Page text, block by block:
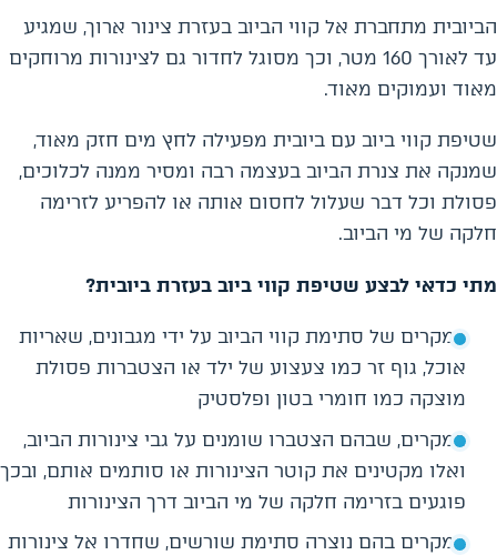
הביובית מתחברת אל קווי הביוב בעזרת צינור ארוך, שמגיע
עד לאורך 160 מטר, וכך מסוגל לחדור גם לצינורות מרוחקים
מאוד ועמוקים מאוד.
שטיפת קווי ביוב עם ביובית מפעילה לחץ מים חזק מאוד,
שמנקה את צנרת הביוב בעצמה רבה ומסיר ממנה לכלוכים,
פסולת וכל דבר שעלול לחסום אותה או להפריע לזרימה
חלקה של מי הביוב.
מתי כדאי לבצע שטיפת קווי ביוב בעזרת ביובית?
במקרים של סתימת קווי הביוב על ידי מגבונים, שאריות
אוכל, גוף זר כמו צעצוע של ילד או הצטברות פסולת
מוצקה כמו חומרי בטון ופלסטיק
במקרים, שבהם הצטברו שומנים על גבי צינורות הביוב,
ואלו מקטינים את קוטר הצינורות או סותמים אותם, ובכך
פוגעים בזרימה חלקה של מי הביוב דרך הצינורות
במקרים בהם נוצרה סתימת שורשים, שחדרו אל צינורות